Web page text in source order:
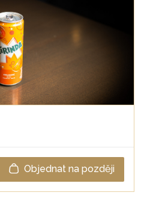
Objednat na později